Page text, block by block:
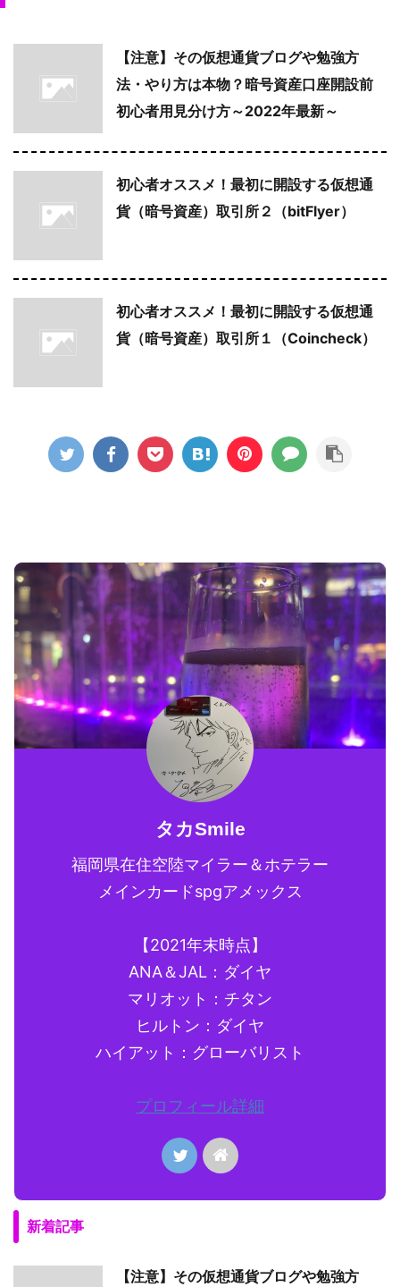
【注意】その仮想通貨ブログや勉強方
法・やり方は本物？暗号資産口座開設前
初心者用見分け方～2022年最新～
初心者オススメ！最初に開設する仮想通
貨（暗号資産）取引所２（bitFlyer）
初心者オススメ！最初に開設する仮想通
貨（暗号資産）取引所１（Coincheck）
タカSmile
福岡県在住空陸マイラー＆ホテラー
メインカードspgアメックス
【2021年末時点】
ANA＆JAL：ダイヤ
マリオット：チタン
ヒルトン：ダイヤ
ハイアット：グローバリスト
プロフィール詳細
新着記事
【注意】その仮想通貨ブログや勉強方